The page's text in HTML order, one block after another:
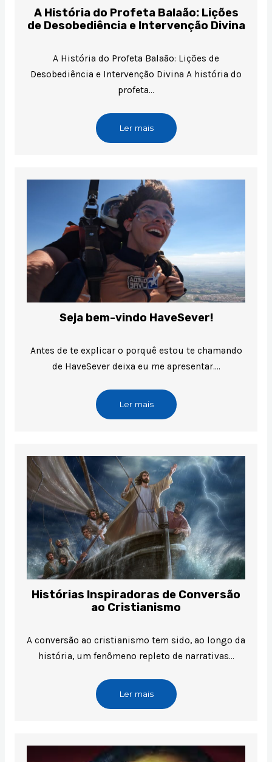
A História do Profeta Balaão: Lições
de Desobediência e Intervenção Divina
A História do Profeta Balaão: Lições de
Desobediência e Intervenção Divina A história do
profeta…
Ler mais
Seja bem-vindo HaveSever!
Antes de te explicar o porquê estou te chamando
de HaveSever deixa eu me apresentar….
Ler mais
Histórias Inspiradoras de Conversão
ao Cristianismo
A conversão ao cristianismo tem sido, ao longo da
história, um fenômeno repleto de narrativas…
Ler mais